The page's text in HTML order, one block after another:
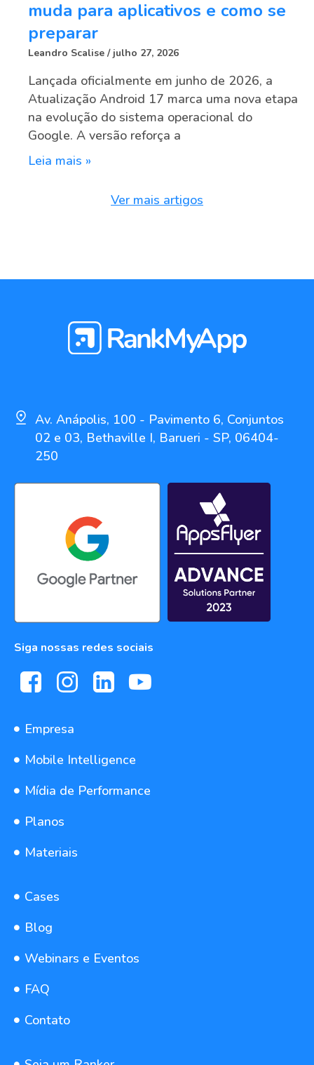
muda para aplicativos e como se
preparar
Leandro Scalise julho 27, 2026
Lançada oficialmente em junho de 2026, a
Atualização Android 17 marca uma nova etapa
na evolução do sistema operacional do
Google. A versão reforça a
Leia mais »
Ver mais artigos
Av. Anápolis, 100 - Pavimento 6, Conjuntos
02 e 03, Bethaville I, Barueri - SP, 06404-
250
Siga nossas redes sociais
Empresa
Mobile Intelligence
Mídia de Performance
Planos
Materiais
Cases
Blog
Webinars e Eventos
FAQ
Contato